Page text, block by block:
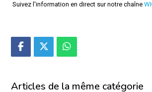
Suivez l'information en direct sur notre chaîne
Articles de la même catégorie